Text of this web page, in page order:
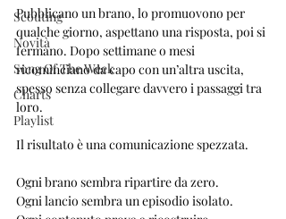
Scouting
Novità
Song Of The Week
Charts
Playlist
Pubblicano un brano, lo promuovono per
qualche giorno, aspettano una risposta, poi si
fermano. Dopo settimane o mesi
ricominciano da capo con un’altra uscita,
spesso senza collegare davvero i passaggi tra
loro.
Il risultato è una comunicazione spezzata.
Ogni brano sembra ripartire da zero.
Ogni lancio sembra un episodio isolato.